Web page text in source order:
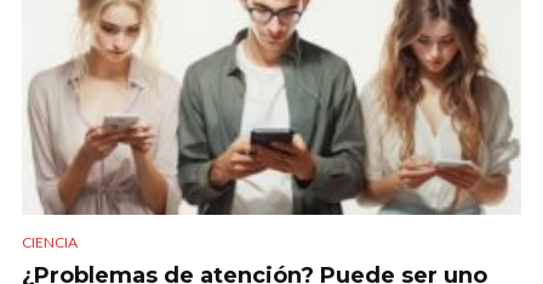
CIENCIA
¿Problemas de atención? Puede ser uno